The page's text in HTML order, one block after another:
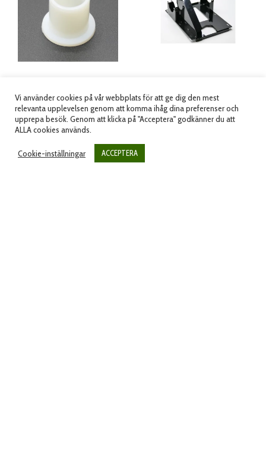
Artikelnummer: 10115-NI
95.00 kr (76.00krexkl.moms)
BOX
Artikelnummer: 7465-NI
Vi använder cookies på vår webbplats för att ge dig den mest
relevanta upplevelsen genom att komma ihåg dina preferenser och
upprepa besök. Genom att klicka på "Acceptera" godkänner du att
ALLA cookies används.
Cookie-inställningar ACCEPTERA